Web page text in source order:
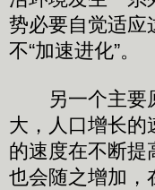
势必要自觉适应
不“加速进化”。
另一个主要原
大，人口增长的
的速度在不断提
也会随之增加，